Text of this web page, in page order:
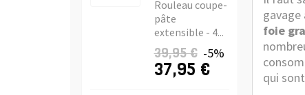
Rouleau coupe-
pâte
extensible - 4...
39,95 € -5%
37,95 €
gavage
foie
qui